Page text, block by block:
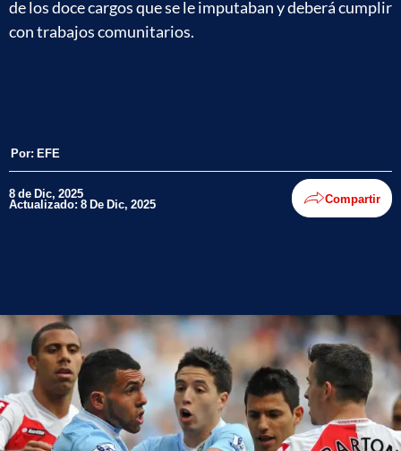
de los doce cargos que se le imputaban y deberá cumplir
con trabajos comunitarios.
Por: EFE
8 de Dic, 2025
Actualizado: 8 De Dic, 2025 Compartir